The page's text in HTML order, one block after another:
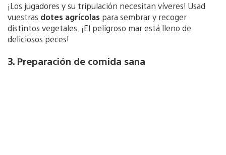
¡Los jugadores y su tripulación necesitan víveres! Usad
vuestras dotes agrícolas para sembrar y recoger
distintos vegetales. ¡El peligroso mar está lleno de
deliciosos peces!
3. Preparación de comida sana